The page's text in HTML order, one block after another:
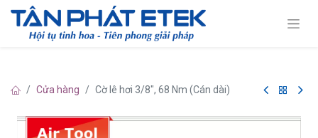
Cửa hàng Cờ lê hơi 3/8", 68 Nm (Cán dài)